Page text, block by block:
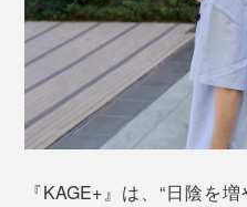
『KAGE+』は、“日陰を